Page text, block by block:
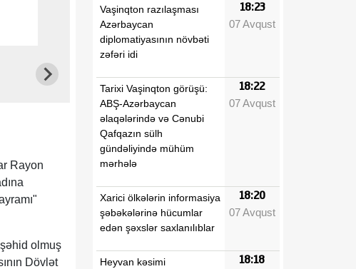
Rayon
olmuş
Dövlət
Vaşinqton razılaşması
Azərbaycan
diplomatiyasının növbəti
zəfəri idi
18:23
07 Avqust
Tarixi Vaşinqton görüşü:
ABŞ-Azərbaycan
əlaqələrində və Cənubi
Qafqazın sülh
gündəliyində mühüm
mərhələ
18:22
07 Avqust
Xarici ölkələrin informasiya
şəbəkələrinə hücumlar
edən şəxslər saxlanılıblar
18:20
07 Avqust
Heyvan kəsimi
18:18